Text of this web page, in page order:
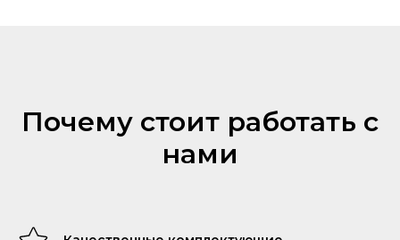
Почему стоит работать с
нами